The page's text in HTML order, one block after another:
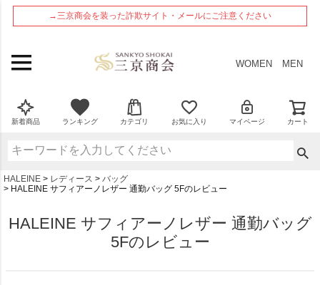
→三京商会を装った詐欺サイト・メールにご注意ください
WOMEN MEN
新着商品 ランキング カテゴリ お気に入り マイページ カート
HALEINE レディース
バッグ
HALEINE サフィアーノレザー 通勤バッグ 5Fのレビュー
HALEINE サフィアーノレザー 通勤バッグ
5Fのレビュー
ペー